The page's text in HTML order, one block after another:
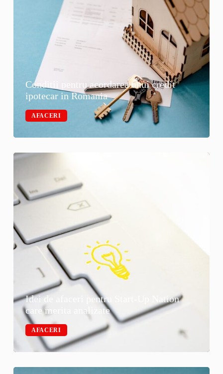
Conditii pentru acordarea unui credit
ipotecar in Romania
AFACERI
Idei de afaceri pentru Start-Up Nation
care merita analizate
AFACERI